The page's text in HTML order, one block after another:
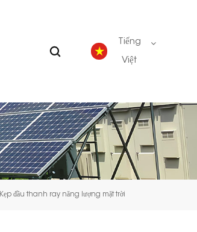
Tiếng
Việt
English
Deutsch
español
Kẹp đầu thanh ray năng lượng mặt trời